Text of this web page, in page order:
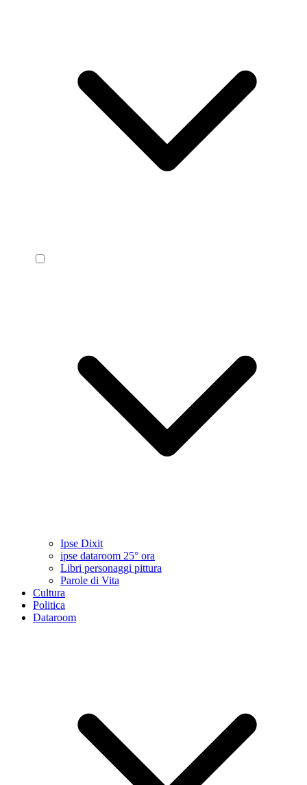
Ipse Dixit
ipse dataroom 25° ora
Libri personaggi pittura
Parole di Vita
Cultura
Politica
Dataroom